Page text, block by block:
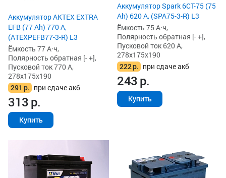
Аккумулятор AKTEX EXTRA
EFB (77 Ah) 770 А,
(ATEXPEFB77-3-R) L3
Ёмкость 77 А·ч,
Полярность обратная [- +],
Пусковой ток 770 А,
278x175x190
291 р. при сдаче акб
313р.
Купить
Аккумулятор Spark 6СТ-75 (75
Ah) 620 А, (SPA75-3-R) L3
Ёмкость 75 А·ч,
Полярность обратная [- +],
Пусковой ток 620 А,
278x175x190
222р. при сдаче акб
243р.
Купить